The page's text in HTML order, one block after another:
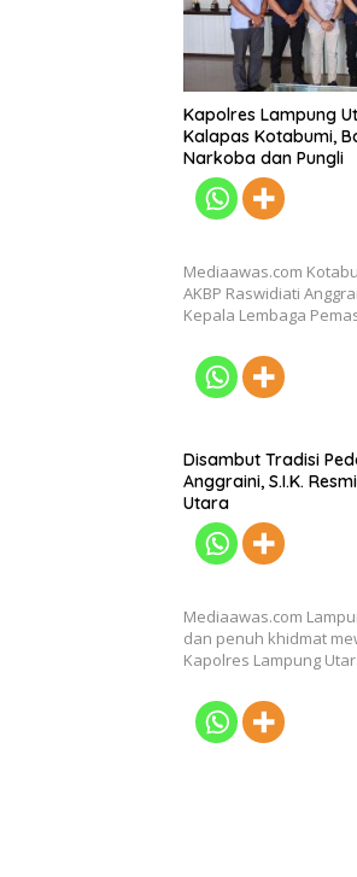
Kapolres Lampung
Kalapas Kotabumi,
Narkoba dan Pungli
Mediaawas.com
AKBP Raswidiati
Kepala Lembaga
Disambut Tradisi
Anggraini, S.I.K.
Utara
Mediaawas.com
dan penuh khidmat
Kapolres Lampung